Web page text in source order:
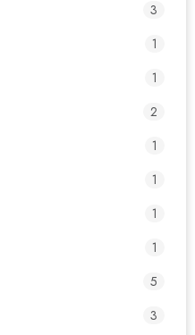
3
1
1
2
1
1
1
1
5
3